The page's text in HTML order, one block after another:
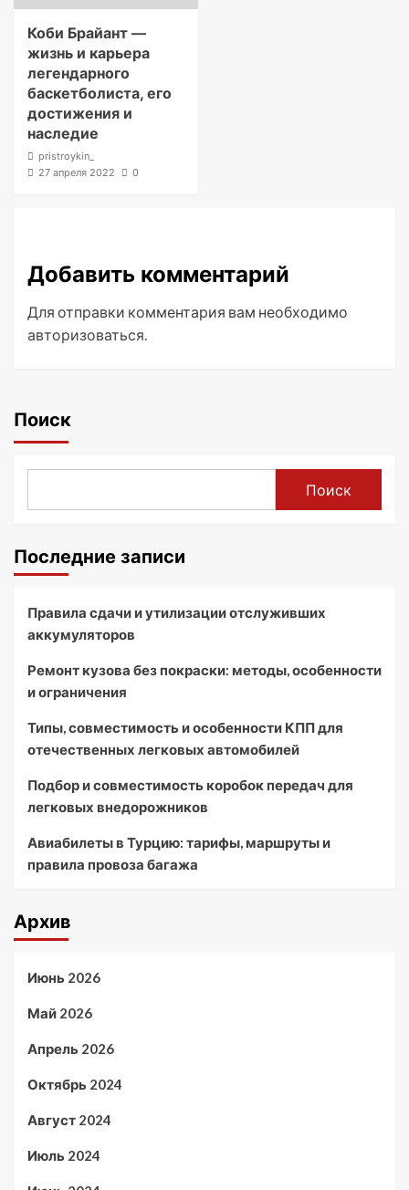
Коби Брайант —
жизнь и карьера
легендарного
баскетболиста, его
достижения и
наследие
pristroykin_
27 апреля 2022
0
Добавить комментарий
Для отправки комментария вам необходимо
авторизоваться.
Поиск
Поиск
Последние записи
Правила сдачи и утилизации отслуживших
аккумуляторов
Ремонт кузова без покраски: методы, особенности
и ограничения
Типы, совместимость и особенности КПП для
отечественных легковых автомобилей
Подбор и совместимость коробок передач для
легковых внедорожников
Авиабилеты в Турцию: тарифы, маршруты и
правила провоза багажа
Архив
Июнь 2026
Май 2026
Апрель 2026
Октябрь 2024
Август 2024
Июль 2024